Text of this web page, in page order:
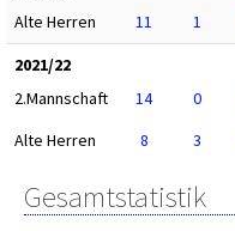
Alte Herren
11 1
2021/22
2.Mannschaft
14 0
Alte Herren
8 3
Gesamtstatistik